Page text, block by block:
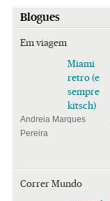
Blogues
Em viagem
Miami
retro (e
sempre
kitsch)
Andreia Marques
Pereira
Correr Mundo